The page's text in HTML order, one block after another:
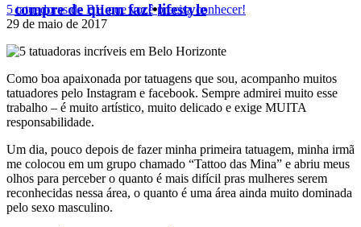
compre de quem faz!•lifestyle
5 tatuadoras de BH que você precisa conhecer!
29 de maio de 2017
Como boa apaixonada por tatuagens que sou, acompanho muitos
tatuadores pelo Instagram e facebook. Sempre admirei muito esse
trabalho – é muito artístico, muito delicado e exige MUITA
responsabilidade.
Um dia, pouco depois de fazer minha primeira tatuagem, minha irmã
me colocou em um grupo chamado “Tattoo das Mina” e abriu meus
olhos para perceber o quanto é mais difícil pras mulheres serem
reconhecidas nessa área, o quanto é uma área ainda muito dominada
pelo sexo masculino.